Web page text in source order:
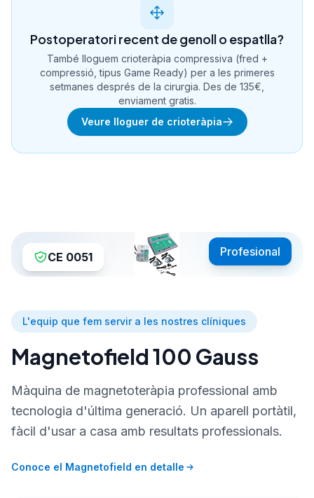
Postoperatori recent de genoll o espatlla?
També lloguem crioteràpia compressiva (fred +
compressió, tipus Game Ready) per a les primeres
setmanes després de la cirurgia. Des de 135€,
enviament gratis.
Veure lloguer de crioteràpia
CE 0051 Profesional
L'equip que fem servir a les nostres clíniques
Magnetofield 100 Gauss
Màquina de magnetoteràpia professional amb
tecnologia d'última generació. Un aparell portàtil,
fàcil d'usar a casa amb resultats professionals.
Conoce el Magnetofield en detalle